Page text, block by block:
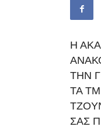
Η
ΤΗΝ
ΤΑ
ΣΑΣ